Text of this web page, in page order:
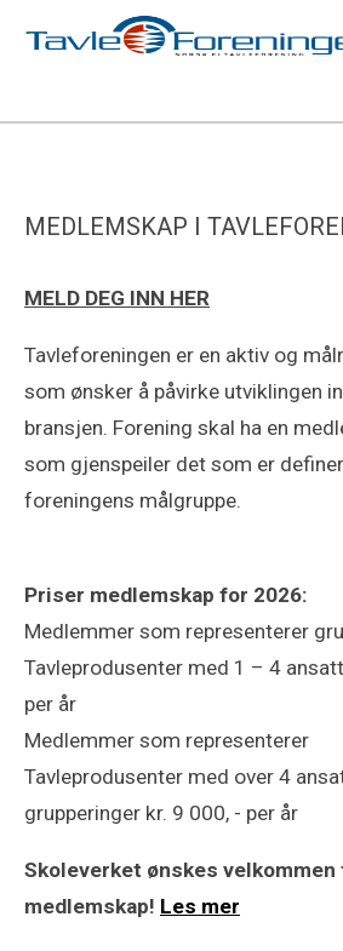
MEDLEMSKAP I
MELD DEG INN HER
Tavleforeningen er en aktiv og
som ønsker å påvirke utviklingen
bransjen. Forening skal ha en
som gjenspeiler det som er
foreningens målgruppe.
Priser medlemskap for 2026:
Medlemmer som representerer
Tavleprodusenter med 1 – 4
per år
Medlemmer som representerer
Tavleprodusenter med over 4
grupperinger kr. 9 000, - per år
Skoleverket ønskes
medlemskap! Les mer